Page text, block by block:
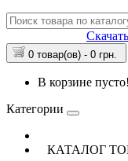
0 товар(ов) - 0 грн.
В корзине пусто!
Категории
КАТАЛОГ